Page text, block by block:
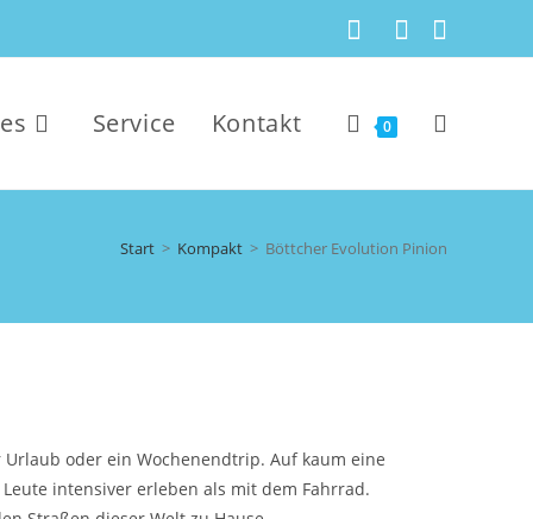
Service Kontakt 0
Start > Kompakt > Böttcher Evolution Pinion
oder ein Wochenendtrip. Auf kaum eine
intensiver erleben als mit dem Fahrrad.